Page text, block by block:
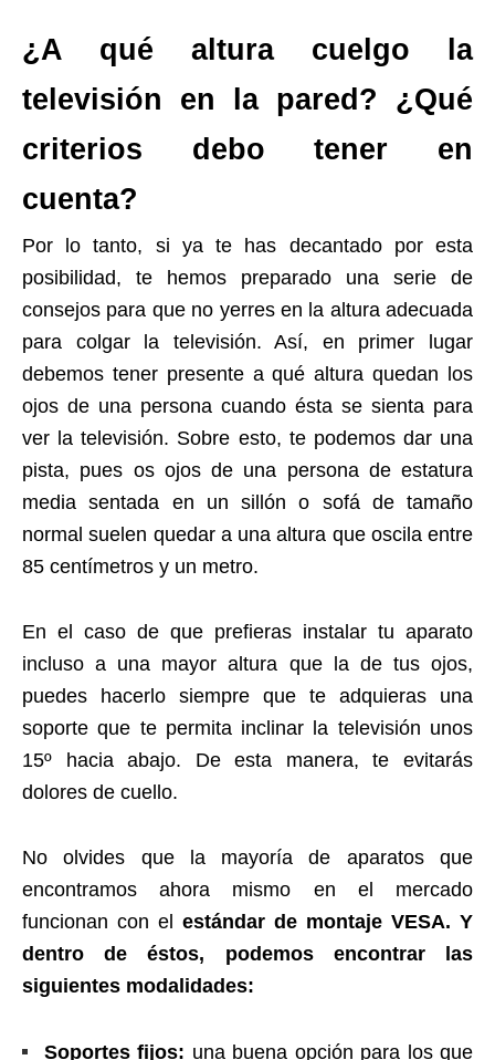
¿A qué altura cuelgo la
televisión en la pared? ¿Qué
criterios debo tener en
cuenta?
Por lo tanto, si ya te has decantado por esta
posibilidad, te hemos preparado una serie de
consejos para que no yerres en la altura adecuada
para colgar la televisión. Así, en primer lugar
debemos tener presente a qué altura quedan los
ojos de una persona cuando ésta se sienta para
ver la televisión. Sobre esto, te podemos dar una
pista, pues os ojos de una persona de estatura
media sentada en un sillón o sofá de tamaño
normal suelen quedar a una altura que oscila entre
85 centímetros y un metro.
En el caso de que prefieras instalar tu aparato
incluso a una mayor altura que la de tus ojos,
puedes hacerlo siempre que te adquieras una
soporte que te permita inclinar la televisión unos
15º hacia abajo. De esta manera, te evitarás
dolores de cuello.
No olvides que la mayoría de aparatos que
encontramos ahora mismo en el mercado
funcionan con el estándar de montaje VESA. Y
dentro de éstos, podemos encontrar las
siguientes modalidades:
Soportes fijos: una buena opción para los que